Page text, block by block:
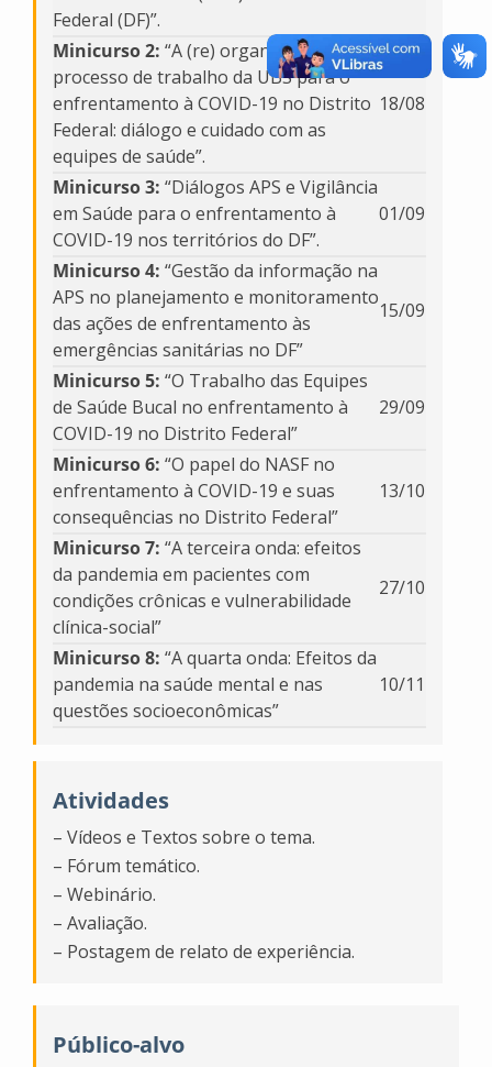
Federal (DF)”.
Minicurso 2: “A (re) organização do
processo de trabalho da UBS para o
enfrentamento à COVID-19 no Distrito
Federal: diálogo e cuidado com as
equipes de saúde”.
18/08
Minicurso 3: “Diálogos APS e Vigilância
em Saúde para o enfrentamento à
COVID-19 nos territórios do DF”.
01/09
Minicurso 4: “Gestão da informação na
APS no planejamento e monitoramento
das ações de enfrentamento às
emergências sanitárias no DF”
15/09
Minicurso 5: “O Trabalho das Equipes
de Saúde Bucal no enfrentamento à
COVID-19 no Distrito Federal”
29/09
Minicurso 6: “O papel do NASF no
enfrentamento à COVID-19 e suas
consequências no Distrito Federal”
13/10
Minicurso 7: “A terceira onda: efeitos
da pandemia em pacientes com
condições crônicas e vulnerabilidade
clínica-social”
27/10
Minicurso 8: “A quarta onda: Efeitos da
pandemia na saúde mental e nas
questões socioeconômicas”
10/11
Atividades
– Vídeos e Textos sobre o tema.
– Fórum temático.
– Webinário.
– Avaliação.
– Postagem de relato de experiência.
Público-alvo